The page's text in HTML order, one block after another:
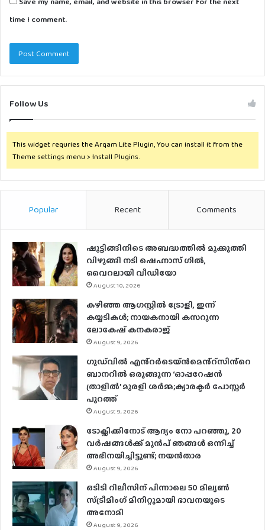
time I comment.
Follow Us
This widget requries the Arqam Lite Plugin, You can install it from the
Theme settings menu > Install Plugins.
Popular Recent Comments
ഷൂട്ടിങ്ങിനിടെ അബദ്ധത്തില്‍ മൂക്കുത്തി
വിഴുങ്ങി നടി ഷെഹ്നാസ് ഗില്‍,
വൈറലായി വീഡിയോ
August 10, 2026
കഴിഞ്ഞ ആഗസ്റ്റിൽ ട്രോളി, ഇന്ന്
കയ്യടികൾ; നായകനായി കസറുന്ന
ലോകേഷ് കനകരാജ്
August 9, 2026
ഗുഡ്‌വിൽ എൻ്റർടെയ്ൻമെൻ്റ്സിൻ്റെ
ബാനറിൽ ഒരുങ്ങുന്ന ‘ഓപ്പറേഷൻ
ത്രാളിൽ’ മുരളി ശർമ്മ;ക്യാരക്ടർ പോസ്റ്റർ
പുറത്ത്
August 9, 2026
ടോക്സിക്കിനോട് ആദ്യം നോ പറഞ്ഞു, 20
വർഷങ്ങൾക്ക് മുൻപ് ഞങ്ങൾ ഒന്നിച്ച്
അഭിനയിച്ചിട്ടുണ്ട്; നയൻ‌താര
August 9, 2026
ഒടിടി റിലീസിന് പിന്നാലെ 50 മില്യൺ
സ്ട്രീമിം​ഗ് മിനിറ്റുമായി ഭാവനയുടെ
അനോമി
August 9, 2026